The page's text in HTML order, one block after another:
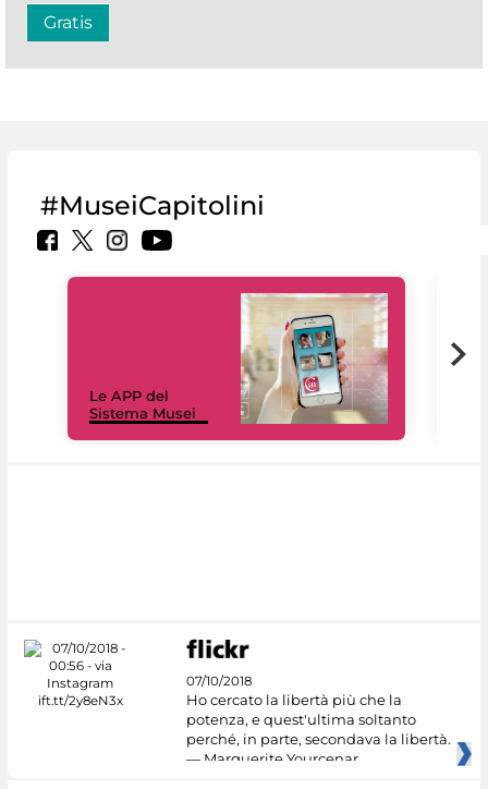
Gratis
#MuseiCapitolini
Le APP del
Sistema Musei
07/10/2018
Ho cercato la libertà più che la
potenza, e quest'ultima soltanto
perché, in parte, secondava la libertà.
— Marguerite Yourcenar